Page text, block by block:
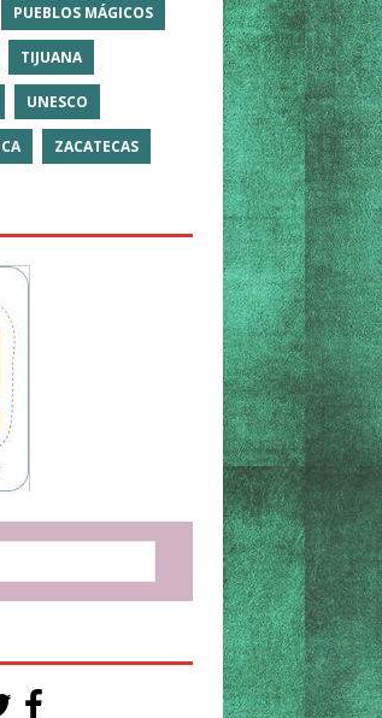
PUEBLOS MÁGICOS
TIJUANA
UNESCO
ZACATECAS